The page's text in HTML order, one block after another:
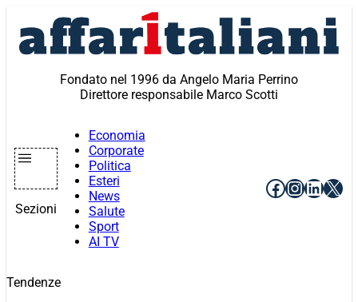
contenuto
Fondato nel 1996 da Angelo Maria Perrino
Direttore responsabile Marco Scotti
Sezioni
Economia
Corporate
Politica
Esteri
News
Salute
Sport
AI TV
Facebook
X
Tendenze